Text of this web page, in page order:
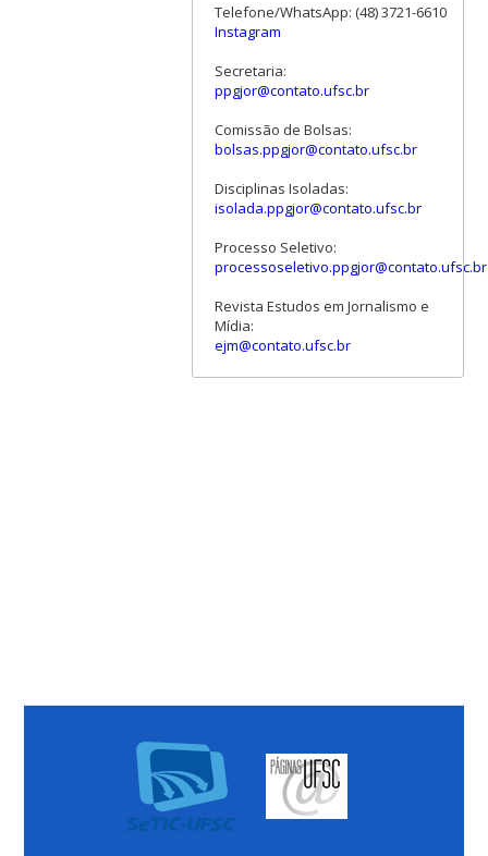
Telefone/WhatsApp: (48) 3721-6610
Instagram
Secretaria:
ppgjor@contato.ufsc.br
Comissão de Bolsas:
bolsas.ppgjor@contato.ufsc.br
Disciplinas Isoladas:
isolada.ppgjor@contato.ufsc.br
Processo Seletivo:
processoseletivo.ppgjor@contato.ufsc.br
Revista Estudos em Jornalismo e
Mídia:
ejm@contato.ufsc.br